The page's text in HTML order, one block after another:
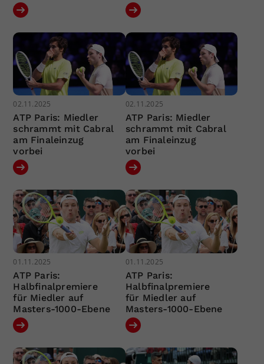
02.11.2025
ATP Paris: Miedler
schrammt mit Cabral
am Finaleinzug
vorbei
02.11.2025
ATP Paris: Miedler
schrammt mit Cabral
am Finaleinzug
vorbei
01.11.2025
ATP Paris:
Halbfinalpremiere
für Miedler auf
Masters-1000-Ebene
01.11.2025
ATP Paris:
Halbfinalpremiere
für Miedler auf
Masters-1000-Ebene